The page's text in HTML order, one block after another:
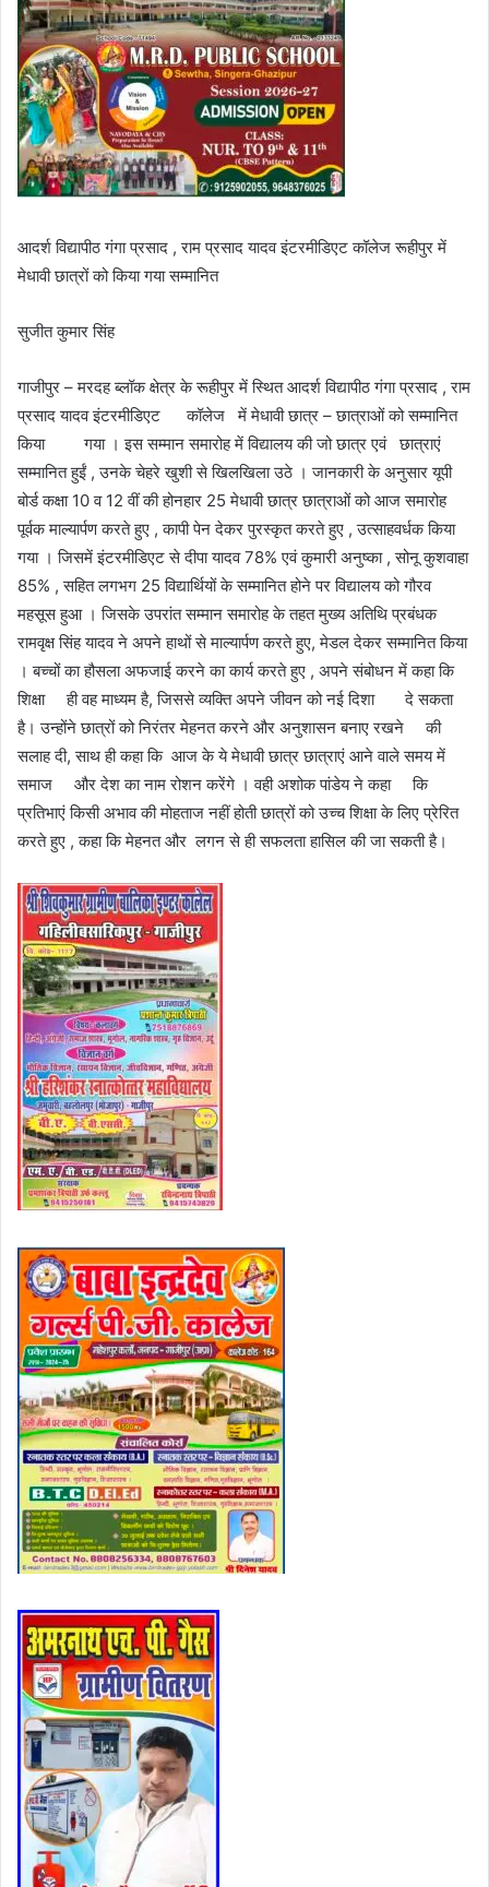
आदर्श विद्यापीठ गंगा प्रसाद , राम प्रसाद यादव इंटरमीडिएट कॉलेज रूहीपुर में
मेधावी छात्रों को किया गया सम्मानित
सुजीत कुमार सिंह
गाजीपुर – मरदह ब्लॉक क्षेत्र के रूहीपुर में स्थित आदर्श विद्यापीठ गंगा प्रसाद , राम
प्रसाद यादव इंटरमीडिएट कॉलेज में मेधावी छात्र – छात्राओं को सम्मानित
किया गया । इस सम्मान समारोह में विद्यालय की जो छात्र एवं छात्राएं
सम्मानित हुईं , उनके चेहरे खुशी से खिलखिला उठे । जानकारी के अनुसार यूपी
बोर्ड कक्षा 10 व 12 वीं की होनहार 25 मेधावी छात्र छात्राओं को आज समारोह
पूर्वक माल्यार्पण करते हुए , कापी पेन देकर पुरस्कृत करते हुए , उत्साहवर्धक किया
गया । जिसमें इंटरमीडिएट से दीपा यादव 78% एवं कुमारी अनुष्का , सोनू कुशवाहा
85% , सहित लगभग 25 विद्यार्थियों के सम्मानित होने पर विद्यालय को गौरव
महसूस हुआ । जिसके उपरांत सम्मान समारोह के तहत मुख्य अतिथि प्रबंधक
रामवृक्ष सिंह यादव ने अपने हाथों से माल्यार्पण करते हुए, मेडल देकर सम्मानित किया
। बच्चों का हौसला अफजाई करने का कार्य करते हुए , अपने संबोधन में कहा कि
शिक्षा ही वह माध्यम है, जिससे व्यक्ति अपने जीवन को नई दिशा दे सकता
है। उन्होंने छात्रों को निरंतर मेहनत करने और अनुशासन बनाए रखने की
सलाह दी, साथ ही कहा कि आज के ये मेधावी छात्र छात्राएं आने वाले समय में
समाज और देश का नाम रोशन करेंगे । वही अशोक पांडेय ने कहा कि
प्रतिभाएं किसी अभाव की मोहताज नहीं होती छात्रों को उच्च शिक्षा के लिए प्रेरित
करते हुए , कहा कि मेहनत और लगन से ही सफलता हासिल की जा सकती है।